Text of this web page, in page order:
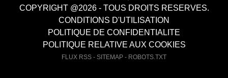
COPYRIGHT @2026 - TOUS DROITS RESERVES.
CONDITIONS D'UTILISATION
POLITIQUE DE CONFIDENTIALITE
POLITIQUE RELATIVE AUX COOKIES
FLUX RSS - SITEMAP - ROBOTS.TXT